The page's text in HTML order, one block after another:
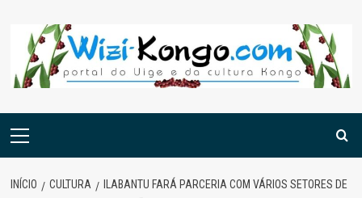
content
Menu
INÍCIO CULTURA
ILABANTU FARÁ PARCERIA COM VÁRIOS SETORES DE